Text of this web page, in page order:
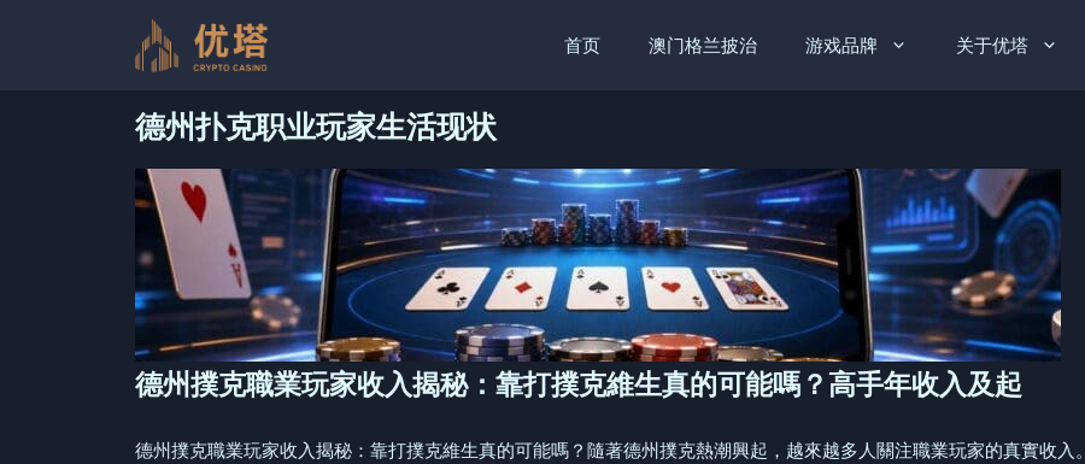
首页 澳门格兰披治 游戏品牌 关于优塔
德州扑克职业玩家生活现状
德州撲克職業玩家收入揭秘：靠打撲克維生真的可能嗎？高手年收入及起
德州撲克職業玩家收入揭秘：靠打撲克維生真的可能嗎？隨著德州撲克熱潮興起，越來越多人關注職業玩家的真實收